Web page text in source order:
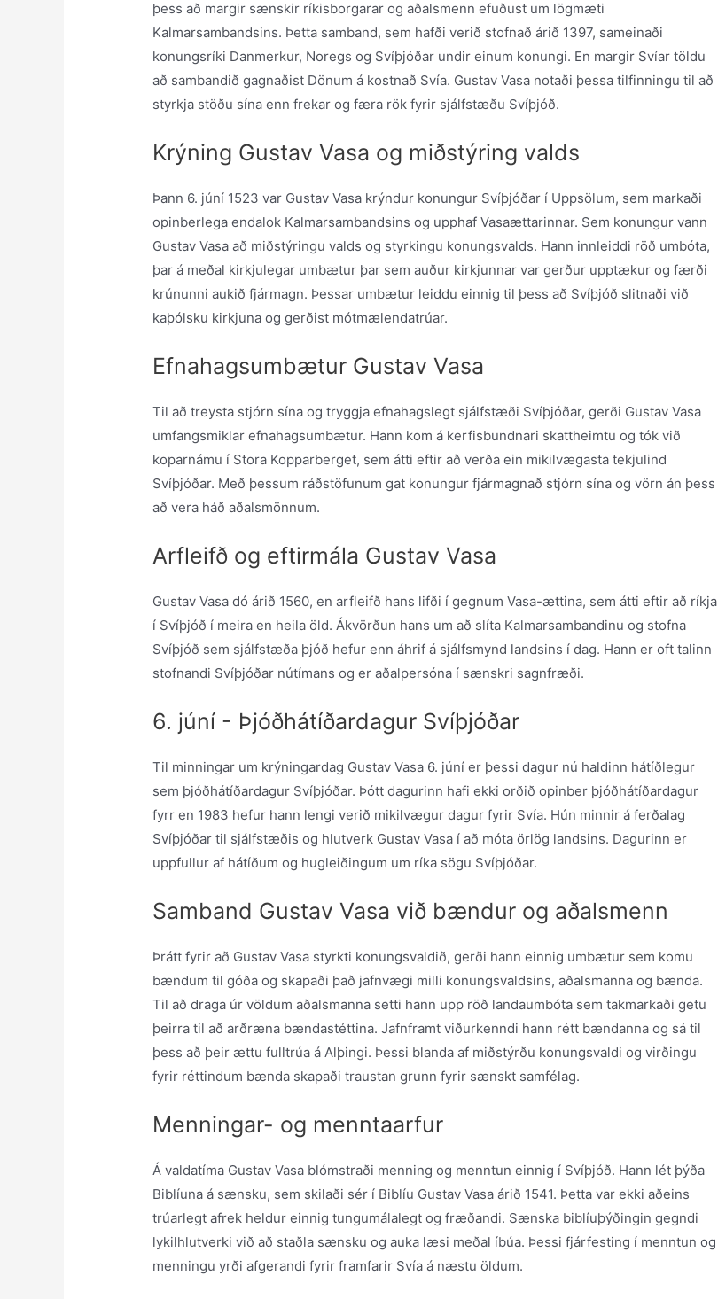
þess að margir sænskir ríkisborgarar og aðalsmenn efuðust um lögmæti
Kalmarsambandsins. Þetta samband, sem hafði verið stofnað árið 1397, sameinaði
konungsríki Danmerkur, Noregs og Svíþjóðar undir einum konungi. En margir Svíar töldu
að sambandið gagnaðist Dönum á kostnað Svía. Gustav Vasa notaði þessa tilfinningu til að
styrkja stöðu sína enn frekar og færa rök fyrir sjálfstæðu Svíþjóð.
Krýning Gustav Vasa og miðstýring valds
Þann 6. júní 1523 var Gustav Vasa krýndur konungur Svíþjóðar í Uppsölum, sem markaði
opinberlega endalok Kalmarsambandsins og upphaf Vasaættarinnar. Sem konungur vann
Gustav Vasa að miðstýringu valds og styrkingu konungsvalds. Hann innleiddi röð umbóta,
þar á meðal kirkjulegar umbætur þar sem auður kirkjunnar var gerður upptækur og færði
krúnunni aukið fjármagn. Þessar umbætur leiddu einnig til þess að Svíþjóð slitnaði við
kaþólsku kirkjuna og gerðist mótmælendatrúar.
Efnahagsumbætur Gustav Vasa
Til að treysta stjórn sína og tryggja efnahagslegt sjálfstæði Svíþjóðar, gerði Gustav Vasa
umfangsmiklar efnahagsumbætur. Hann kom á kerfisbundnari skattheimtu og tók við
koparnámu í Stora Kopparberget, sem átti eftir að verða ein mikilvægasta tekjulind
Svíþjóðar. Með þessum ráðstöfunum gat konungur fjármagnað stjórn sína og vörn án þess
að vera háð aðalsmönnum.
Arfleifð og eftirmála Gustav Vasa
Gustav Vasa dó árið 1560, en arfleifð hans lifði í gegnum Vasa-ættina, sem átti eftir að ríkja
í Svíþjóð í meira en heila öld. Ákvörðun hans um að slíta Kalmarsambandinu og stofna
Svíþjóð sem sjálfstæða þjóð hefur enn áhrif á sjálfsmynd landsins í dag. Hann er oft talinn
stofnandi Svíþjóðar nútímans og er aðalpersóna í sænskri sagnfræði.
6. júní - Þjóðhátíðardagur Svíþjóðar
Til minningar um krýningardag Gustav Vasa 6. júní er þessi dagur nú haldinn hátíðlegur
sem þjóðhátíðardagur Svíþjóðar. Þótt dagurinn hafi ekki orðið opinber þjóðhátíðardagur
fyrr en 1983 hefur hann lengi verið mikilvægur dagur fyrir Svía. Hún minnir á ferðalag
Svíþjóðar til sjálfstæðis og hlutverk Gustav Vasa í að móta örlög landsins. Dagurinn er
uppfullur af hátíðum og hugleiðingum um ríka sögu Svíþjóðar.
Samband Gustav Vasa við bændur og aðalsmenn
Þrátt fyrir að Gustav Vasa styrkti konungsvaldið, gerði hann einnig umbætur sem komu
bændum til góða og skapaði það jafnvægi milli konungsvaldsins, aðalsmanna og bænda.
Til að draga úr völdum aðalsmanna setti hann upp röð landaumbóta sem takmarkaði getu
þeirra til að arðræna bændastéttina. Jafnframt viðurkenndi hann rétt bændanna og sá til
þess að þeir ættu fulltrúa á Alþingi. Þessi blanda af miðstýrðu konungsvaldi og virðingu
fyrir réttindum bænda skapaði traustan grunn fyrir sænskt samfélag.
Menningar- og menntaarfur
Á valdatíma Gustav Vasa blómstraði menning og menntun einnig í Svíþjóð. Hann lét þýða
Biblíuna á sænsku, sem skilaði sér í Biblíu Gustav Vasa árið 1541. Þetta var ekki aðeins
trúarlegt afrek heldur einnig tungumálalegt og fræðandi. Sænska biblíuþýðingin gegndi
lykilhlutverki við að staðla sænsku og auka læsi meðal íbúa. Þessi fjárfesting í menntun og
menningu yrði afgerandi fyrir framfarir Svía á næstu öldum.